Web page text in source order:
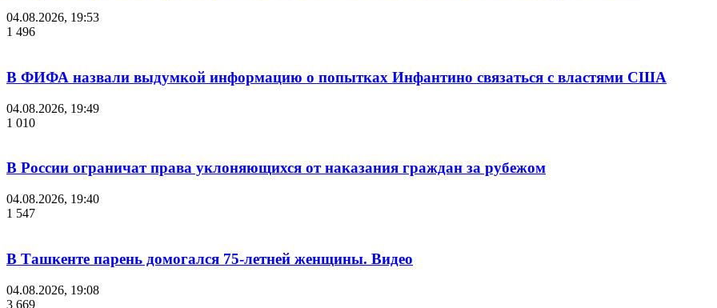
04.08.2026, 19:53
1 496
В ФИФА назвали выдумкой информацию о попытках Инфантино связаться с властями США
04.08.2026, 19:49
1 010
В России ограничат права уклоняющихся от наказания граждан за рубежом
04.08.2026, 19:40
1 547
В Ташкенте парень домогался 75-летней женщины. Видео
04.08.2026, 19:08
3 669